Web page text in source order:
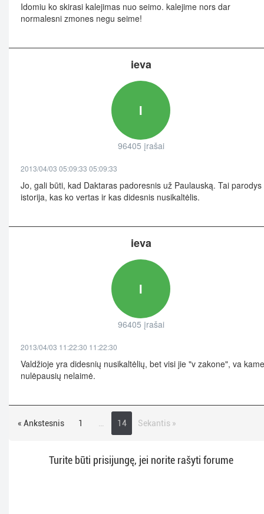
Idomiu ko skirasi kalejimas nuo seimo. kalejime nors dar
normalesni zmones negu seime!
ieva
I
96405 įrašai
2013/04/03 05:09:33 05:09:33
Jo, gali būti, kad Daktaras padoresnis už Paulauską. Tai parodys
istorija, kas ko vertas ir kas didesnis nusikaltėlis.
ieva
I
96405 įrašai
2013/04/03 11:22:30 11:22:30
Valdžioje yra didesnių nusikaltėlių, bet visi jie "v zakone", va kame
nulėpausių nelaimė.
« Ankstesnis 1 14 Sekantis »
Turite būti prisijungę, jei norite rašyti forume